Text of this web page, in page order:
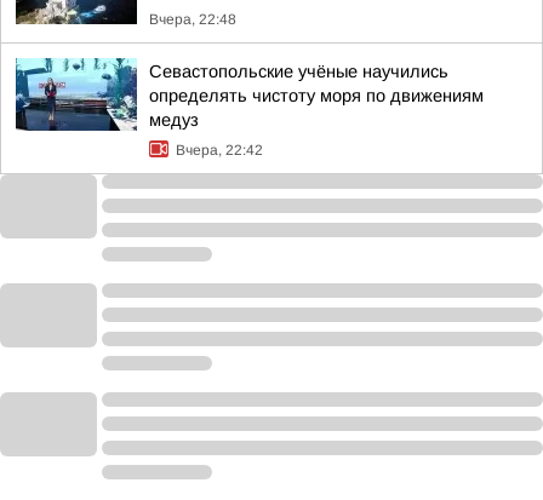
Вчера, 22:48
Севастопольские учёные научились
определять чистоту моря по движениям
медуз
Вчера, 22:42